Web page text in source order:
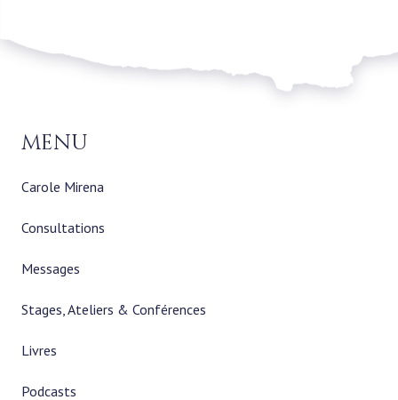
menu
Carole Mirena
Consultations
Messages
Stages, Ateliers & Conférences
Livres
Podcasts